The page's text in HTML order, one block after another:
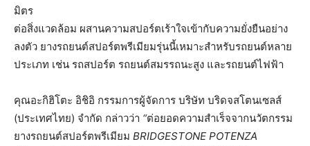
มิตร
ต่อสิ่งแวดล้อม ผสานความสปอร์ตเร้าใจเข้ากับความยั่งยืนอย่าง
ลงตัว ยางรถยนต์สปอร์ตพรีเมียมรุ่นนี้เหมาะสำหรับรถยนต์หลาย
ประเภท เช่น รถสปอร์ต รถยนต์สมรรถนะสูง และรถยนต์ไฟฟ้า
คุณอะกิฮิโตะ อิชิอิ กรรมการผู้จัดการ บริษัท บริดจสโตนเซลส์
(ประเทศไทย) จำกัด กล่าวว่า “ต่อยอดความสำเร็จจากนวัตกรรม
ยางรถยนต์สปอร์ตพรีเมียม BRIDGESTONE POTENZA